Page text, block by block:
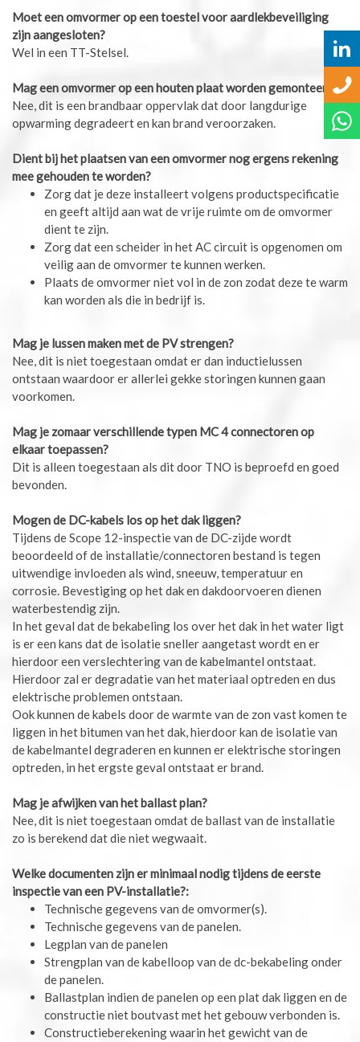
Moet een omvormer op een toestel voor aardlekbeveiliging
zijn aangesloten?
Wel in een TT-Stelsel.
Mag een omvormer op een houten plaat worden gemonteerd?
Nee, dit is een brandbaar oppervlak dat door langdurige
opwarming degradeert en kan brand veroorzaken.
Dient bij het plaatsen van een omvormer nog ergens rekening
mee gehouden te worden?
Zorg dat je deze installeert volgens productspecificatie
en geeft altijd aan wat de vrije ruimte om de omvormer
dient te zijn.
Zorg dat een scheider in het AC circuit is opgenomen om
veilig aan de omvormer te kunnen werken.
Plaats de omvormer niet vol in de zon zodat deze te warm
kan worden als die in bedrijf is.
Mag je lussen maken met de PV strengen?
Nee, dit is niet toegestaan omdat er dan inductielussen
ontstaan waardoor er allerlei gekke storingen kunnen gaan
voorkomen.
Mag je zomaar verschillende typen MC 4 connectoren op
elkaar toepassen?
Dit is alleen toegestaan als dit door TNO is beproefd en goed
bevonden.
Mogen de DC-kabels los op het dak liggen?
Tijdens de Scope 12-inspectie van de DC-zijde wordt
beoordeeld of de installatie/connectoren bestand is tegen
uitwendige invloeden als wind, sneeuw, temperatuur en
corrosie. Bevestiging op het dak en dakdoorvoeren dienen
waterbestendig zijn.
In het geval dat de bekabeling los over het dak in het water ligt
is er een kans dat de isolatie sneller aangetast wordt en er
hierdoor een verslechtering van de kabelmantel ontstaat.
Hierdoor zal er degradatie van het materiaal optreden en dus
elektrische problemen ontstaan.
Ook kunnen de kabels door de warmte van de zon vast komen te
liggen in het bitumen van het dak, hierdoor kan de isolatie van
de kabelmantel degraderen en kunnen er elektrische storingen
optreden, in het ergste geval ontstaat er brand.
Mag je afwijken van het ballast plan?
Nee, dit is niet toegestaan omdat de ballast van de installatie
zo is berekend dat die niet wegwaait.
Welke documenten zijn er minimaal nodig tijdens de eerste
inspectie van een PV-installatie?:
Technische gegevens van de omvormer(s).
Technische gegevens van de panelen.
Legplan van de panelen
Strengplan van de kabelloop van de dc-bekabeling onder
de panelen.
Ballastplan indien de panelen op een plat dak liggen en de
constructie niet boutvast met het gebouw verbonden is.
Constructieberekening waarin het gewicht van de